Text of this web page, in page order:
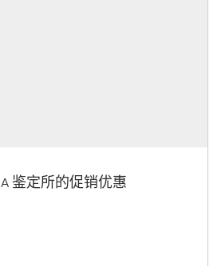
鉴定所的促销优惠